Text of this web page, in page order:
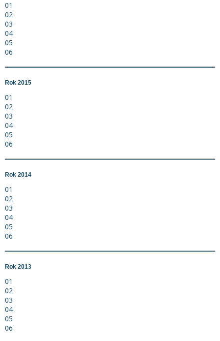
01
02
03
04
05
06
Rok 2015
01
02
03
04
05
06
Rok 2014
01
02
03
04
05
06
Rok 2013
01
02
03
04
05
06